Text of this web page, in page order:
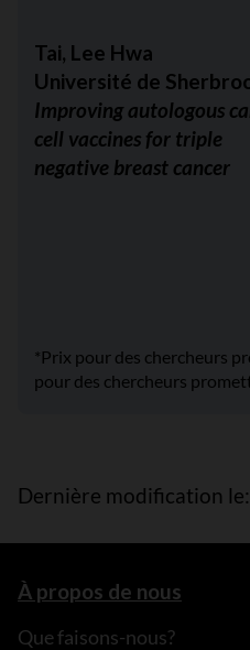
Tai, Lee Hwa
Université de
Improving autologous
cell vaccines for triple
negative breast cancer
*Prix pour des chercheurs
pour des chercheurs
Dernière modification
À propos de nous
Que faisons-nous?